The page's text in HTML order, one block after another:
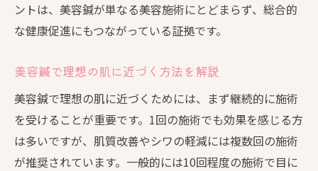
ントは、美容鍼が単なる美容施術にとどまらず、総合的
な健康促進にもつながっている証拠です。
美容鍼で理想の肌に近づく方法を解説
美容鍼で理想の肌に近づくためには、まず継続的に施術
を受けることが重要です。1回の施術でも効果を感じる方
は多いですが、肌質改善やシワの軽減には複数回の施術
が推奨されています。一般的には10回程度の施術で目に